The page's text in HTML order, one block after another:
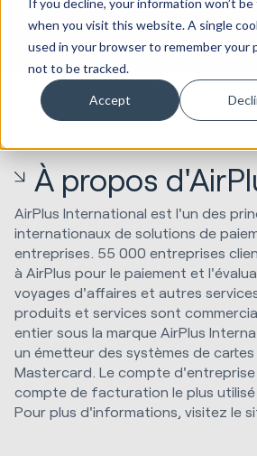
when you visit this website. A single
used in your browser to remember your
not to be tracked.
Accept
compétente.
À propos
AirPlus International est l'un des
internationaux de solutions de
entreprises. 55 000 entreprises
à AirPlus pour le paiement et
voyages d'affaires et autres
produits et services sont
entier sous la marque AirPlus
un émetteur des systèmes de cartes
Mastercard. Le compte d'entreprise
compte de facturation le plus utilisé
Pour plus d'informations, visitez le